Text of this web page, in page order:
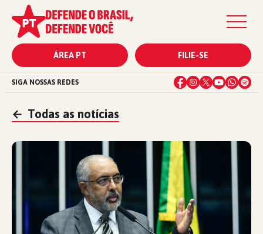
ÁREA PT FILIE-SE
SIGA NOSSAS REDES
← Todas as notícias